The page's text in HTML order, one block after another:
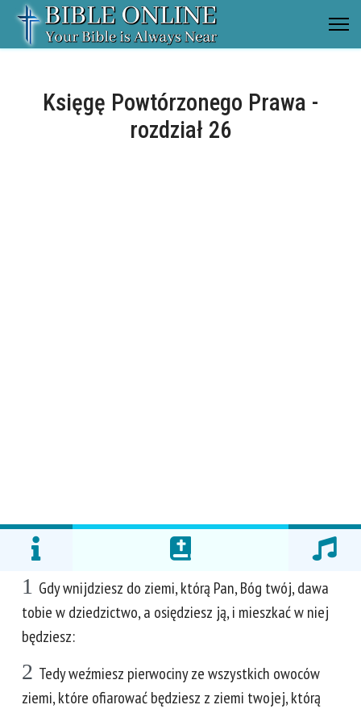
Księgę Powtórzonego Prawa -
rozdział 26
1 Gdy wnijdziesz do ziemi, którą Pan, Bóg twój, dawa
tobie w dziedzictwo, a osiędziesz ją, i mieszkać w niej
będziesz:
2 Tedy weźmiesz pierwociny ze wszystkich owoców
ziemi, które ofiarować będziesz z ziemi twojej, którą